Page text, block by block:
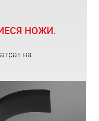
лишь перевернуть
НОЖИ.
на